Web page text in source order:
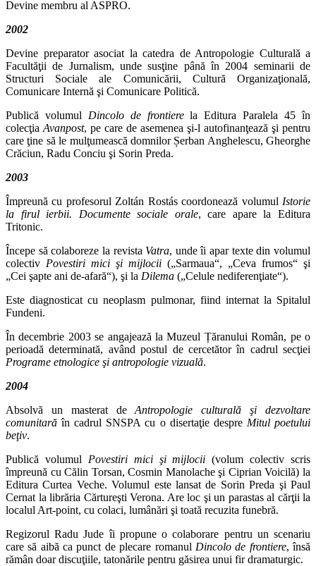
Devine membru al ASPRO.
2002
Devine preparator asociat la catedra de Antropologie Culturală a
Facultăţii de Jurnalism, unde susţine până în 2004 seminarii de
Structuri Sociale ale Comunicării, Cultură Organizaţională,
Comunicare Internă şi Comunicare Politică.
Publică volumul Dincolo de frontierela Editura Paralela 45 în
colecţia Avanpost, pe care de asemenea şi‑l autofinanţează şi pentru
care ţine să le mul­ţumească domnilor Șerban Anghelescu, Gheorghe
Crăciun, Radu Conciu şi Sorin Preda.
2003
Împreună cu profesorul Zoltán Rostás coordonează volumul Istorie
la firul ierbii. Documente sociale orale, care apare la Editura
Tritonic.
Începe să colaboreze la revista Vatra, unde îi apar texte din volumul
colectiv Povestiri mici şi mijlocii („Sarmaua“, „Ceva frumos“ şi
„Cei şapte ani de‑afară“), şi la Dilema („Celule nediferenţiate“).
Este diagnosticat cu neoplasm pulmonar, fiind internat la Spitalul
Fundeni.
În decembrie 2003 se angajează la Muzeul Țăranului Român, pe o
perioadă determinată, având postul de cercetător în cadrul secţiei
Programe etnologice şi antropologie vizuală.
2004
Absolvă un masterat deAntropologie culturală şi dezvoltare
comunitarăîn cadrul SNSPA cu o disertaţie despre Mitul poetului
beţiv.
Publică volumul Povestiri mici şi mijlocii(volum colectiv scris
împreună cu Călin Torsan, Cosmin Manolache şi Ciprian Voicilă) la
Editura Curtea Veche. Volumul este lansat de Sorin Preda şi Paul
Cernat la librăria Cărtureşti Verona. Are loc şi un parastas al cărţii la
localul Art‑point, cu colaci, lumânări şi toată recuzita funebră.
Regizorul Radu Jude îi propune o colaborare pentru un scenariu
care să aibă ca punct de plecare romanul Dincolo de frontiere, însă
rămân doar discuţiile, tatonările pentru găsirea unui fir dramaturgic.